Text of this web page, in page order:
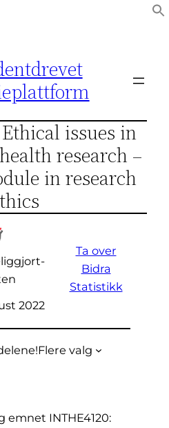
issues in
research –
in research
2022
Ta over
Bidra
Statistikk
Flere valg
emnet INTHE4120: